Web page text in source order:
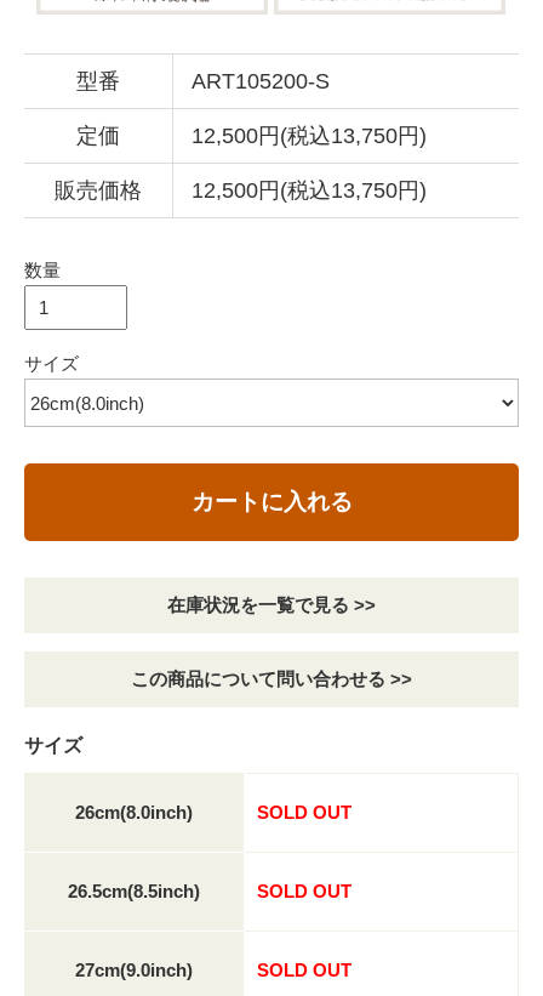
型番 ART105200-S
定価 12,500円(税込13,750円)
販売価格 12,500円(税込13,750円)
数量
サイズ
カートに入れる
在庫状況を一覧で見る >>
この商品について問い合わせる >>
サイズ
26cm(8.0inch) SOLD OUT
26.5cm(8.5inch) SOLD OUT
27cm(9.0inch) SOLD OUT